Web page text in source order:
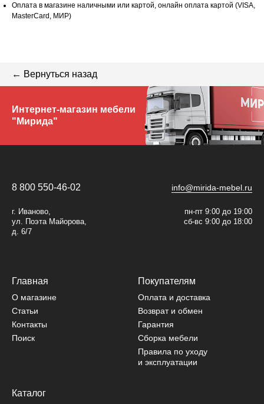
Оплата в магазине наличными или картой, онлайн оплата картой (VISA,
MasterCard, МИР)
← Вернуться назад
Интернет-магазин мебели
"Мирида"
Главная
info@mirida-mebel.ru
г. Иваново,
ул. Поэта Майорова,
д. 6/7
О магазине
пн-пт 9:00 до 19:00
сб-вс 9:00 до 18:00
8 800 550-46-02
Статьи
Контакты
Поиск
Покупателям
Оплата и доставка
Возврат и обмен
Гарантия
Сборка мебели
Каталог
Правила по уходу
и эксплуатации